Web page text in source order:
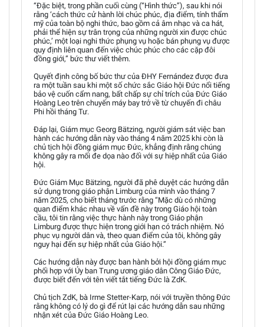
“Đặc biệt, trong phần cuối cùng (“Hình thức”), sau khi nói
rằng ‘cách thức cử hành lời chúc phúc, địa điểm, tính thẩm
mỹ của toàn bộ nghi thức, bao gồm cả âm nhạc và ca hát,
phải thể hiện sự trân trọng của những người xin được chúc
phúc,’ một loại nghi thức phụng vụ hoặc bán phụng vụ được
quy định liên quan đến việc chúc phúc cho các cặp đôi
đồng giới,” bức thư viết thêm.
Quyết định công bố bức thư của ĐHY Fernández được đưa
ra một tuần sau khi một số chức sắc Giáo hội Đức nổi tiếng
bảo vệ cuốn cẩm nang, bất chấp sự chỉ trích của Đức Giáo
Hoàng Leo trên chuyến máy bay trở về từ chuyến đi châu
Phi hồi tháng Tư.
Đáp lại, Giám mục Georg Bätzing, người giám sát việc ban
hành các hướng dẫn này vào tháng 4 năm 2025 khi còn là
chủ tịch hội đồng giám mục Đức, khẳng định rằng chúng
không gây ra mối đe dọa nào đối với sự hiệp nhất của Giáo
hội.
Đức Giám Mục Bätzing, người đã phê duyệt các hướng dẫn
sử dụng trong giáo phận Limburg của mình vào tháng 7
năm 2025, cho biết tháng trước rằng “Mặc dù có những
quan điểm khác nhau về vấn đề này trong Giáo hội toàn
cầu, tôi tin rằng việc thực hành này trong Giáo phận
Limburg được thực hiện trong giới hạn có trách nhiệm. Nó
phục vụ người dân và, theo quan điểm của tôi, không gây
nguy hại đến sự hiệp nhất của Giáo hội.”
Các hướng dẫn này được ban hành bởi hội đồng giám mục
phối hợp với Ủy ban Trung ương giáo dân Công Giáo Đức,
được biết đến với tên viết tắt tiếng Đức là ZdK.
Chủ tịch ZdK, bà Irme Stetter-Karp, nói với truyền thông Đức
rằng không có lý do gì để rút lại các hướng dẫn sau những
nhận xét của Đức Giáo Hoàng Leo.